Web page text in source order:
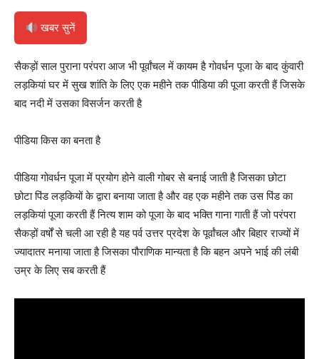
खबर सुनें
सैकड़ों साल पुराना परंपरा आज भी पूर्वांचल में कायम है गोवर्धन पूजा के बाद कुंवारी
लड़कियां घर में सुख शांति के लिए एक महीने तक पीडिया की पूजा करती हैं जिसके
बाद नदी में उसका विसर्जन करती है
पीडिया किस का बनता है
पीडिया गोवर्धन पूजा में प्रयोग होने वाली गोबर से बनाई जाती है जिसका छोटा
छोटा पिंड लड़कियों के द्वारा बनाया जाता है और वह एक महीने तक उस पिंड का
लड़कियां पूजा करती हैं नित्य शाम को पूजा के बाद भक्ति गाना गाती हैं जो परंपरा
सैकड़ों वर्षों से चली आ रही है यह पर्व उत्तर प्रदेश के पूर्वांचल और बिहार राज्यों में
ज्यादातर मनाया जाता है जिसका पौराणिक मान्यता है कि बहन अपने भाई की लंबी
उम्र के लिए सब करती हैं